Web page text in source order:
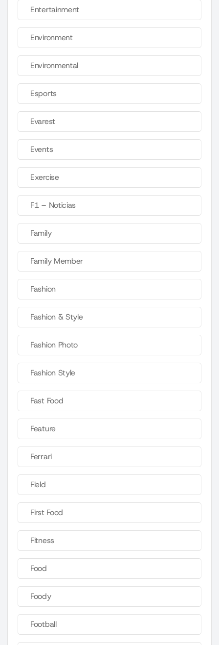
Entertainment
Environment
Environmental
Esports
Evarest
Events
Exercise
F1 – Noticias
Family
Family Member
Fashion
Fashion & Style
Fashion Photo
Fashion Style
Fast Food
Feature
Ferrari
Field
First Food
Fitness
Food
Foody
Football